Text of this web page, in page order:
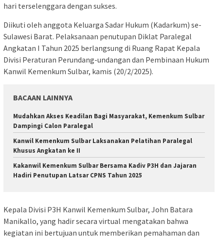
hari terselenggara dengan sukses.
Diikuti oleh anggota Keluarga Sadar Hukum (Kadarkum) se-
Sulawesi Barat. Pelaksanaan penutupan Diklat Paralegal
Angkatan I Tahun 2025 berlangsung di Ruang Rapat Kepala
Divisi Peraturan Perundang-undangan dan Pembinaan Hukum
Kanwil Kemenkum Sulbar, kamis (20/2/2025).
BACAAN LAINNYA
Mudahkan Akses Keadilan Bagi Masyarakat, Kemenkum Sulbar
Dampingi Calon Paralegal
Kanwil Kemenkum Sulbar Laksanakan Pelatihan Paralegal
Khusus Angkatan ke II
Kakanwil Kemenkum Sulbar Bersama Kadiv P3H dan Jajaran
Hadiri Penutupan Latsar CPNS Tahun 2025
Kepala Divisi P3H Kanwil Kemenkum Sulbar, John Batara
Manikallo, yang hadir secara virtual mengatakan bahwa
kegiatan ini bertujuan untuk memberikan pemahaman dan